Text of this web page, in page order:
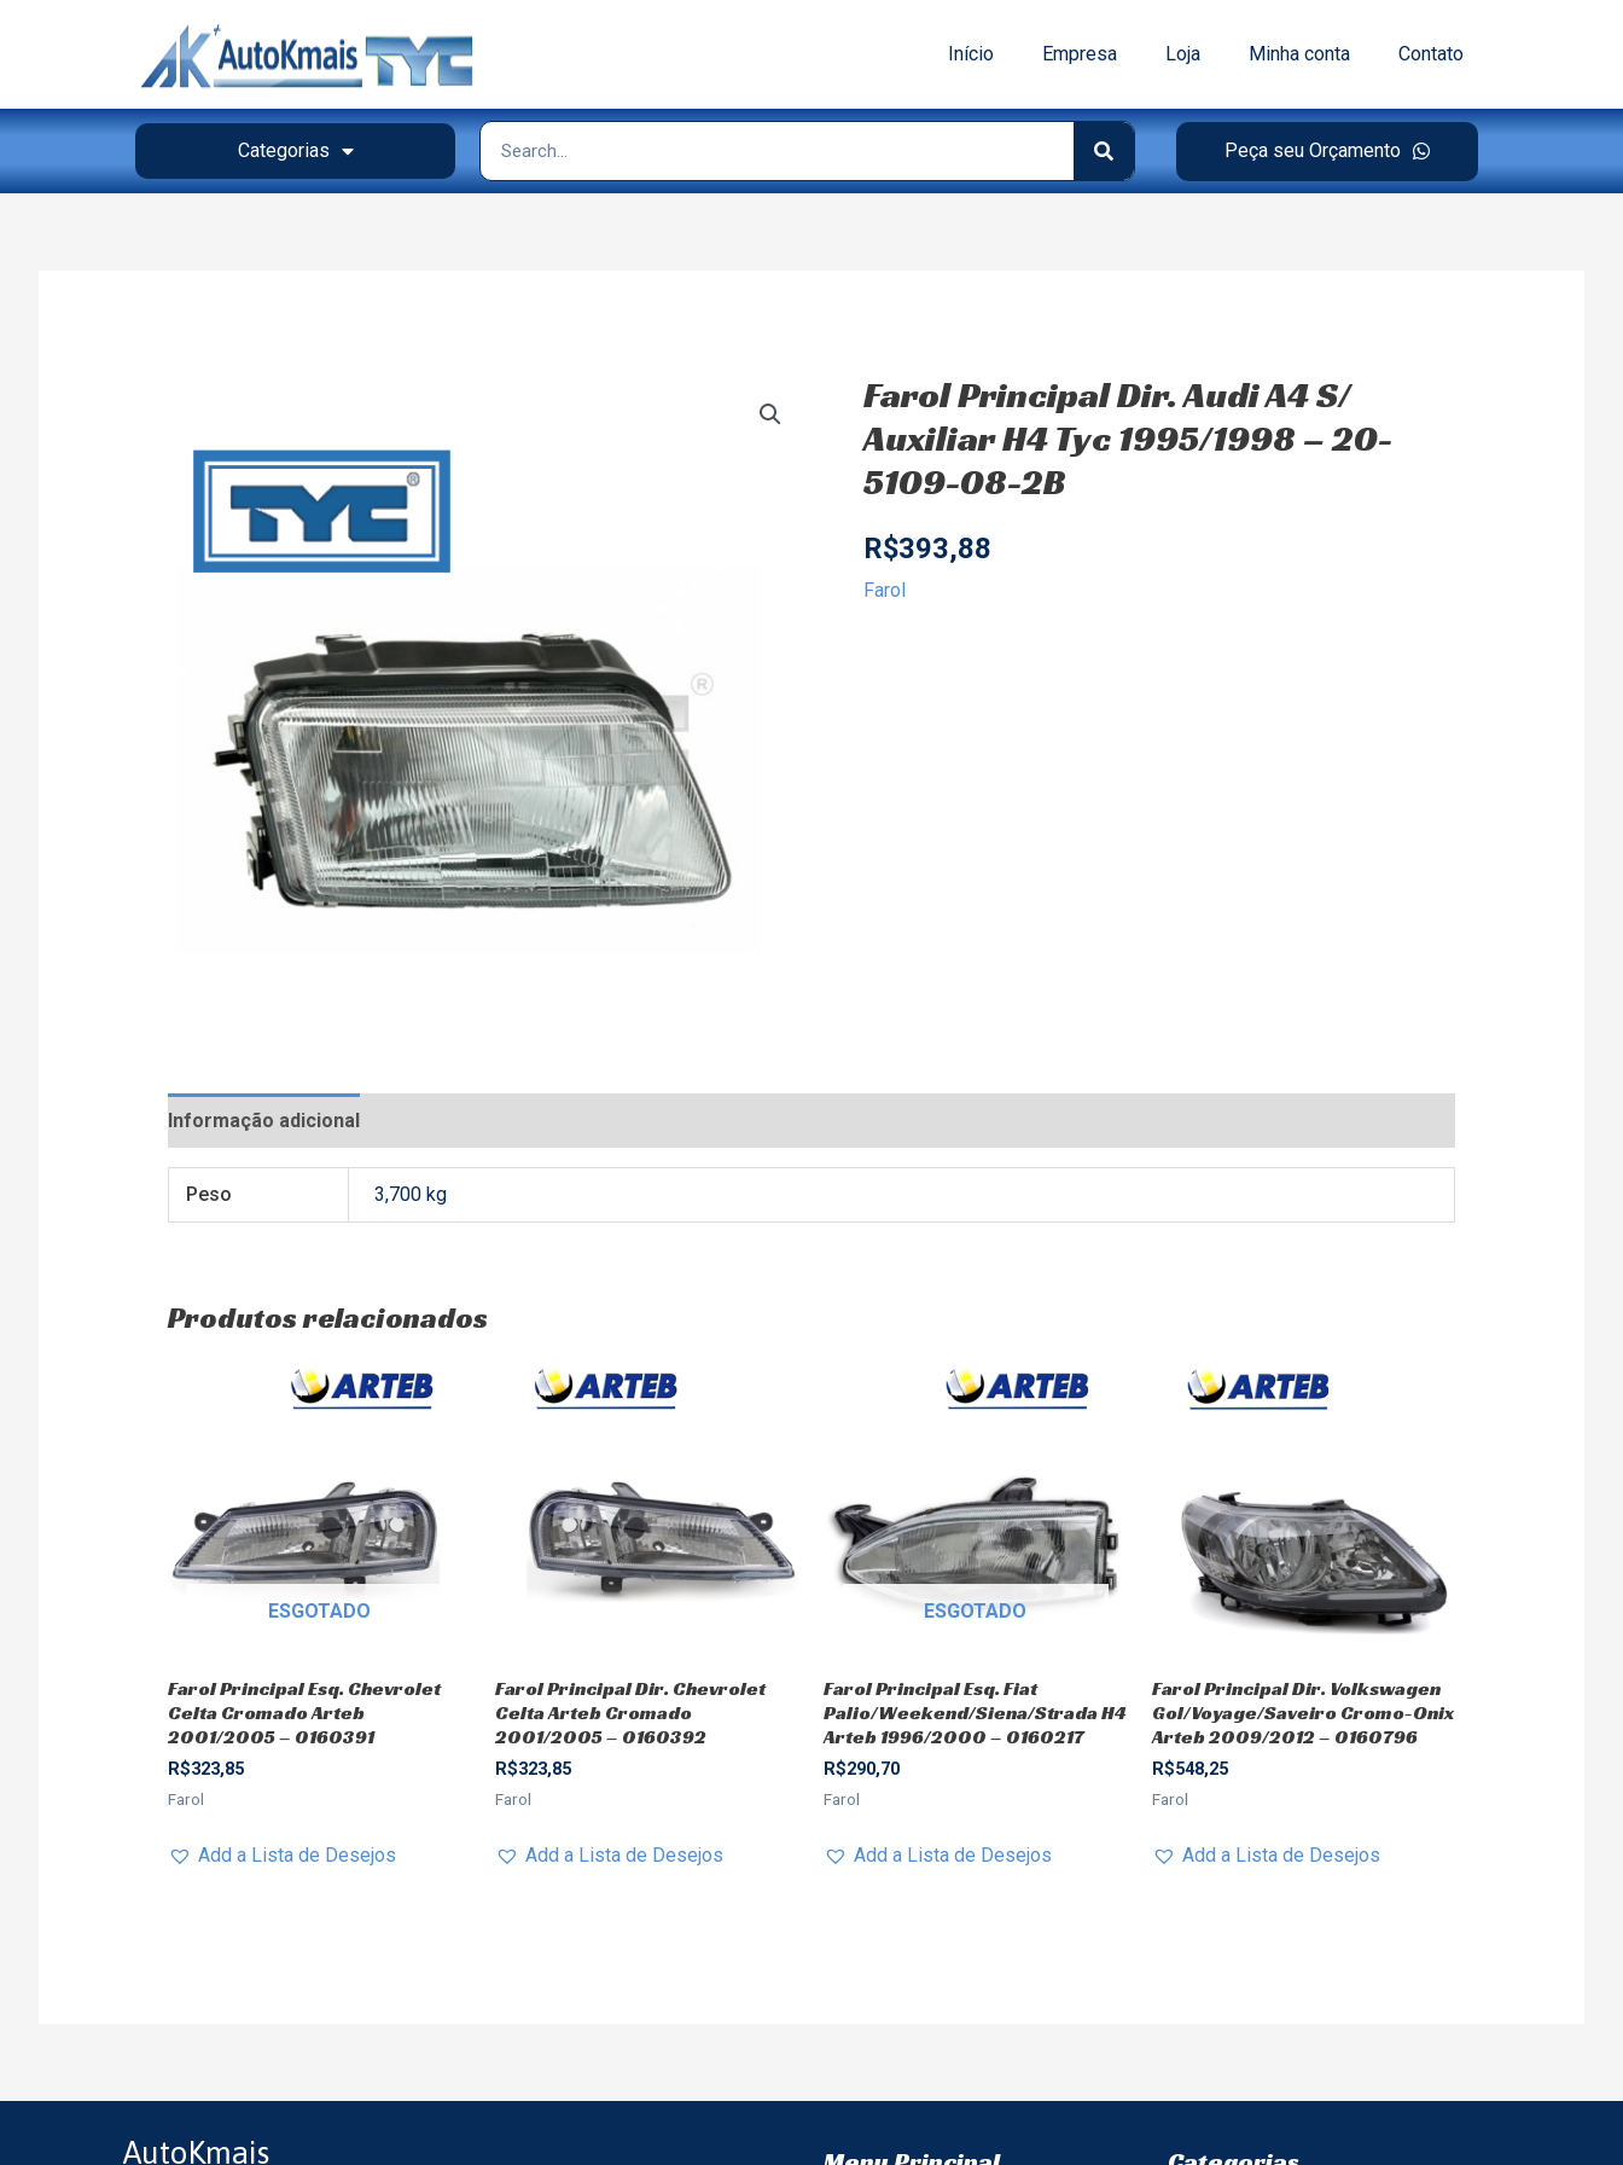
Início Empresa Loja Minha conta Contato
Categorias Peça seu Orçamento
Farol Principal Dir. Audi A4 S/
Auxiliar H4 Tyc 1995/1998 – 20-
5109-08-2B
R$393,88
Farol
Informação adicional
Peso 3,700 kg
Produtos relacionados
ESGOTADO
Farol Principal Esq. Chevrolet
Celta Cromado Arteb
2001/2005 – 0160391
R$323,85
Farol
Add a Lista de Desejos
Farol Principal Dir. Chevrolet
Celta Arteb Cromado
2001/2005 – 0160392
R$323,85
Farol
Add a Lista de Desejos
ESGOTADO
Farol Principal Esq. Fiat
Palio/Weekend/Siena/Strada H4
Arteb 1996/2000 – 0160217
R$290,70
Farol
Add a Lista de Desejos
Farol Principal Dir. Volkswagen
Gol/Voyage/Saveiro Cromo-Onix
Arteb 2009/2012 – 0160796
R$548,25
Farol
Add a Lista de Desejos
AutoKmais